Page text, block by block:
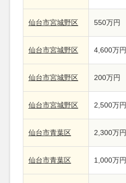
仙台市宮城野区 550万円
仙台市宮城野区 4,600万円
仙台市宮城野区 200万円
仙台市宮城野区 2,500万円
仙台市青葉区 2,300万円
仙台市青葉区 1,000万円